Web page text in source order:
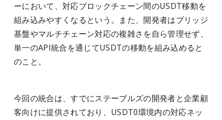
ーにおいて、対応ブロックチェーン間のUSDT移動を
組み込みやすくなるという。また、開発者はブリッジ
基盤やマルチチェーン対応の複雑さを自ら管理せず、
単一のAPI統合を通じてUSDTの移動を組み込めると
のこと。
今回の統合は、すでにステーブルズの開発者と企業顧
客向けに提供されており、USDT0環境内の対応ネッ